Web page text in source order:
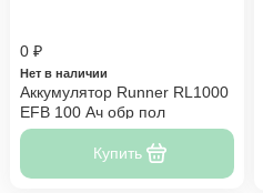
0 ₽
Нет в наличии
Аккумулятор Runner RL1000
EFB 100 Ач обр пол
Купить